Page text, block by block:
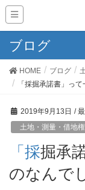
ブログ
HOME ブログ
「採掘承諾書」っ
2019年9月13日 /
土地・測量・借地権
「採掘承諾書」って一体どんなも
のなんで